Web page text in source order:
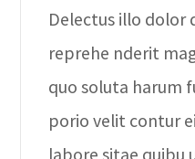
Delectus illo dolor
reprehe nderit
quo soluta harum
porio velit contur
labore sitae quibu